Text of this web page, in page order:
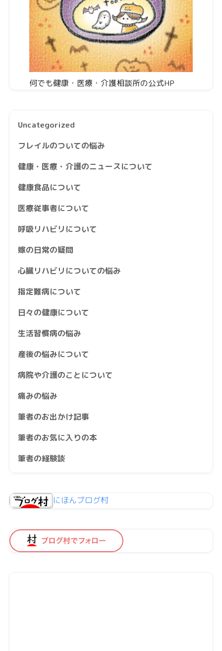
何でも健康・医療・介護相談所の公式HP
Uncategorized
フレイルのついての悩み
健康・医療・介護のニュースについて
健康食品について
医療従事者について
呼吸リハビリについて
嫁の日常の疑問
心臓リハビリについての悩み
指定難病について
日々の健康について
生活習慣病の悩み
産後の悩みについて
病院や介護のことについて
痛みの悩み
筆者のお出かけ記事
筆者のお気に入りの本
筆者の経験談
にほんブログ村